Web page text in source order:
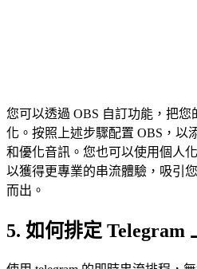
您可以透過 OBS 自訂功能，把您
化。按照上述步驟配置 OBS，以
和優化音訊。您也可以使用個人
以獲得更專業的串流體驗，吸引
而出。
5. 如何排定 Telegram